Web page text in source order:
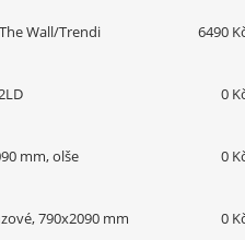
Wall/Trendi 6490
0
mm, olše 0
790x2090 mm 0